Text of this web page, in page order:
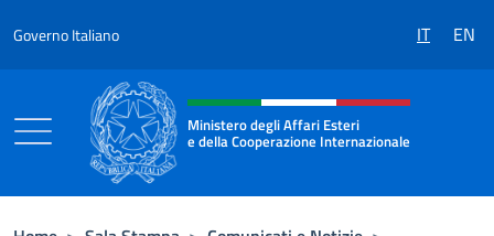
Governo Italiano IT EN
Intestazione sito, social e menù
Ministero degli Affari Esteri
e della Cooperazione Internazionale